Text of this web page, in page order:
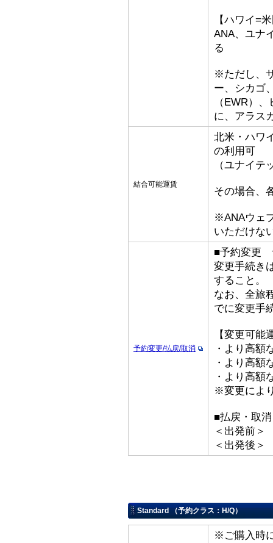
【ハワイ=
ANA、ユナ
る
※ただし、
ー、シカゴ
（EWR）
に、アラス
結合可能運賃
北米・ハワ
の利用可
（ユナイテ
その場合、
※ANAウェ
いただけな
予約変更/払戻/取消
■予約変更
変更手続き
すること。
なお、全旅
でに変更手
【変更可能
・より高額
・より高額
・より高額
※変更によ
■払戻・取消
＜出発前＞
＜出発後
Standard （予約クラス：H/Q）
※ご購入時